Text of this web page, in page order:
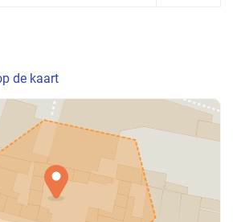
de kaart